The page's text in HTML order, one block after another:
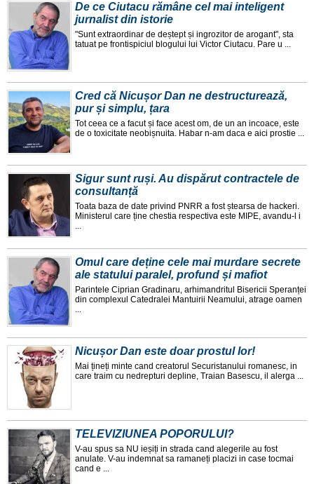
De ce Ciutacu rămâne cel mai inteligent
jurnalist din istorie
"Sunt extraordinar de deștept și ingrozitor de arogant", sta
tatuat pe frontispiciul blogului lui Victor Ciutacu. Pare u ...
Cred că Nicușor Dan ne destructurează,
pur și simplu, țara
Tot ceea ce a facut și face acest om, de un an incoace, este
de o toxicitate neobișnuita. Habar n-am daca e aici prostie ...
Sigur sunt ruși. Au dispărut contractele de
consultanță
Toata baza de date privind PNRR a fost ștearsa de hackeri.
Ministerul care ține chestia respectiva este MIPE, avandu-l i
...
Omul care deține cele mai murdare secrete
ale statului paralel, profund și mafiot
Parintele Ciprian Gradinaru, arhimandritul Bisericii Speranței
din complexul Catedralei Mantuirii Neamului, atrage oamen
...
Nicușor Dan este doar prostul lor!
Mai țineți minte cand creatorul Securistanului romanesc, in
care traim cu nedrepturi depline, Traian Basescu, il alerga ...
TELEVIZIUNEA POPORULUI?
V-au spus sa NU ieșiți in strada cand alegerile au fost
anulate. V-au indemnat sa ramaneți placizi in case tocmai
cand e ...